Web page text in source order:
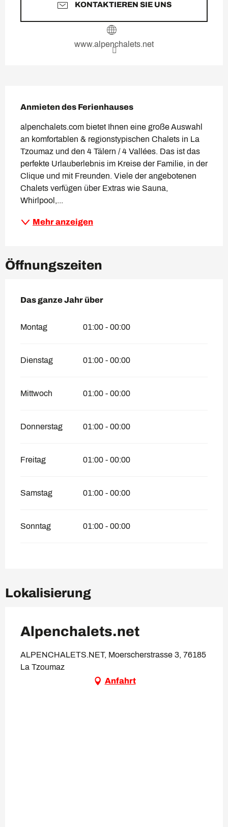
KONTAKTIEREN SIE UNS
www.alpenchalets.net
Anmieten des Ferienhauses
alpenchalets.com bietet Ihnen eine große Auswahl
an komfortablen & regionstypischen Chalets in La
Tzoumaz und den 4 Tälern / 4 Vallées. Das ist das
perfekte Urlauberlebnis im Kreise der Familie, in der
Clique und mit Freunden. Viele der angebotenen
Chalets verfügen über Extras wie Sauna,
Whirlpool,...
Mehr anzeigen
Öffnungszeiten
Das ganze Jahr über
Das ganze Jahr über
Montag 01:00 - 00:00
Dienstag 01:00 - 00:00
Mittwoch 01:00 - 00:00
Donnerstag 01:00 - 00:00
Freitag 01:00 - 00:00
Samstag 01:00 - 00:00
Sonntag 01:00 - 00:00
Lokalisierung
Alpenchalets.net
ALPENCHALETS.NET, Moerscherstrasse 3, 76185
La Tzoumaz
Anfahrt